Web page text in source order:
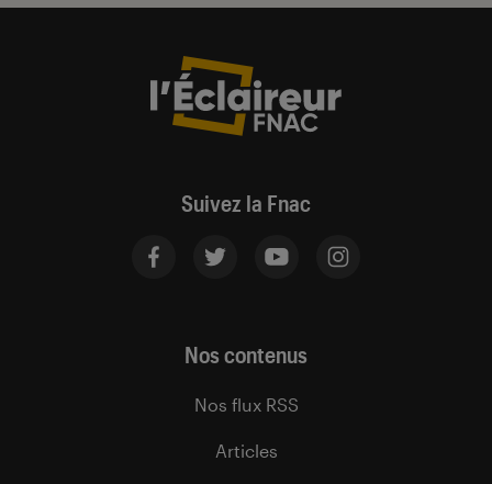
Suivez la Fnac
Nos contenus
Nos flux RSS
Articles